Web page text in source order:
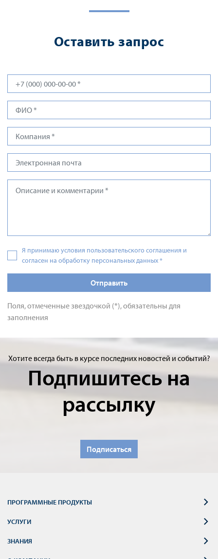
Оставить запрос
Я принимаю условия пользовательского соглашения и
согласен на обработку персональных данных*
Отправить
Поля, отмеченные звездочкой (*), обязательны для
заполнения
Хотите всегда быть в курсе последних новостей и событий?
Подпишитесь на
рассылку
Подписаться
ПРОГРАММНЫЕ ПРОДУКТЫ
УСЛУГИ
ЗНАНИЯ